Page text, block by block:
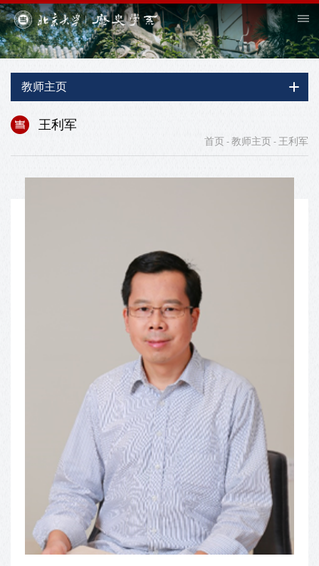
教师主页
王利军
首页 - 教师主页 - 王利军